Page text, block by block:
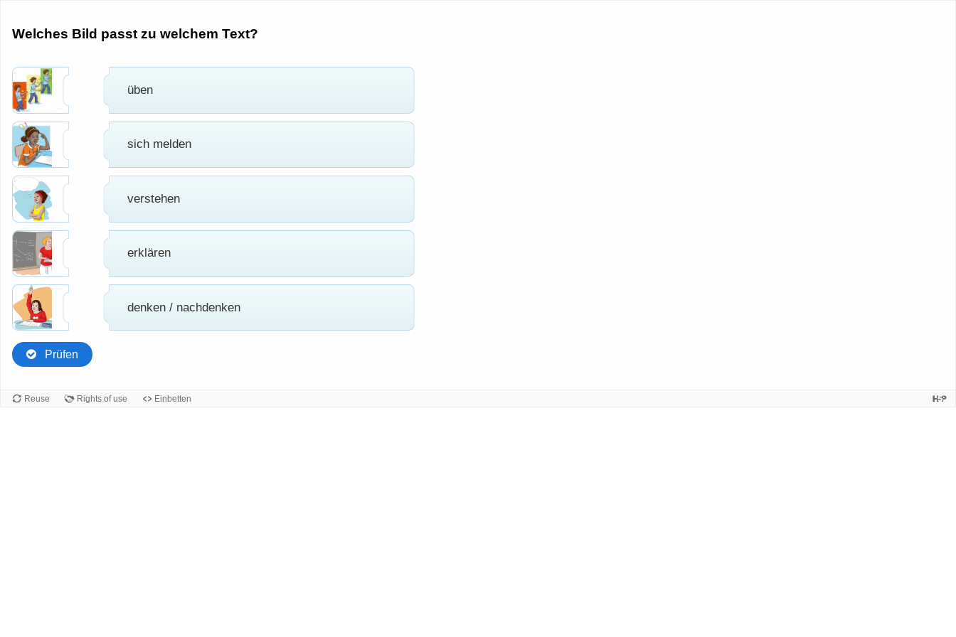
Welches Bild passt zu welchem Text?
üben
sich melden
verstehen
erklären
denken / nachdenken
Prüfen
Reuse Rights of use Einbetten